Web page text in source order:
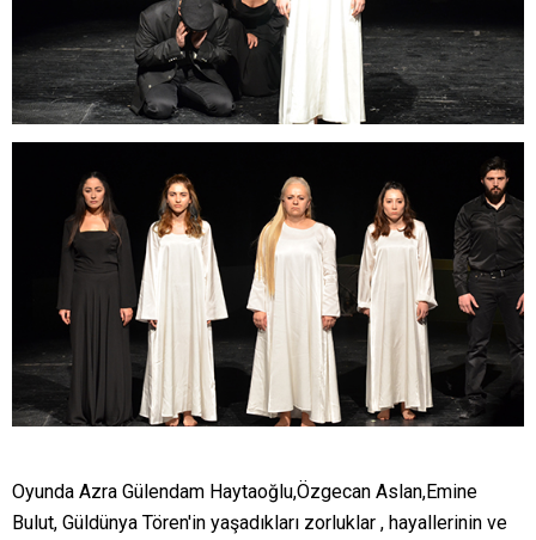
Oyunda Azra Gülendam Haytaoğlu,Özgecan Aslan,Emine
Bulut, Güldünya Tören'in yaşadıkları zorluklar , hayallerinin ve